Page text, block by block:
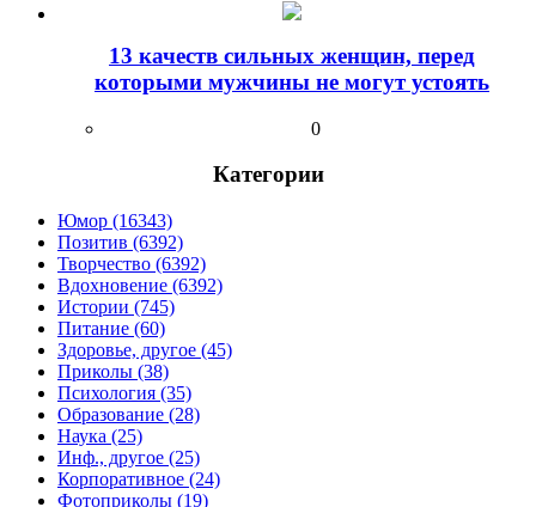
13 качеств сильных женщин, перед
которыми мужчины не могут устоять
0
Категории
Юмор (16343)
Позитив (6392)
Творчество (6392)
Вдохновение (6392)
Истории (745)
Питание (60)
Здоровье, другое (45)
Приколы (38)
Психология (35)
Образование (28)
Наука (25)
Инф., другое (25)
Корпоративное (24)
Фотоприколы (19)